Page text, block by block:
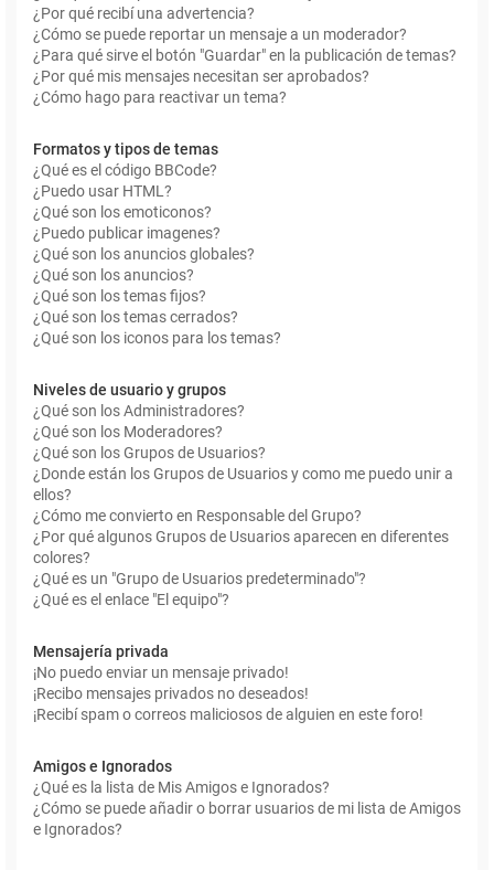
¿Por qué recibí una advertencia?
¿Cómo se puede reportar un mensaje a un moderador?
¿Para qué sirve el botón "Guardar" en la publicación de temas?
¿Por qué mis mensajes necesitan ser aprobados?
¿Cómo hago para reactivar un tema?
Formatos y tipos de temas
¿Qué es el código BBCode?
¿Puedo usar HTML?
¿Qué son los emoticonos?
¿Puedo publicar imagenes?
¿Qué son los anuncios globales?
¿Qué son los anuncios?
¿Qué son los temas fijos?
¿Qué son los temas cerrados?
¿Qué son los iconos para los temas?
Niveles de usuario y grupos
¿Qué son los Administradores?
¿Qué son los Moderadores?
¿Qué son los Grupos de Usuarios?
¿Donde están los Grupos de Usuarios y como me puedo unir a
ellos?
¿Cómo me convierto en Responsable del Grupo?
¿Por qué algunos Grupos de Usuarios aparecen en diferentes
colores?
¿Qué es un "Grupo de Usuarios predeterminado"?
¿Qué es el enlace "El equipo"?
Mensajería privada
¡No puedo enviar un mensaje privado!
¡Recibo mensajes privados no deseados!
¡Recibí spam o correos maliciosos de alguien en este foro!
Amigos e Ignorados
¿Qué es la lista de Mis Amigos e Ignorados?
¿Cómo se puede añadir o borrar usuarios de mi lista de Amigos
e Ignorados?